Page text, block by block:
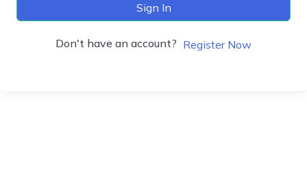
Sign In
Don't have an account? Register Now